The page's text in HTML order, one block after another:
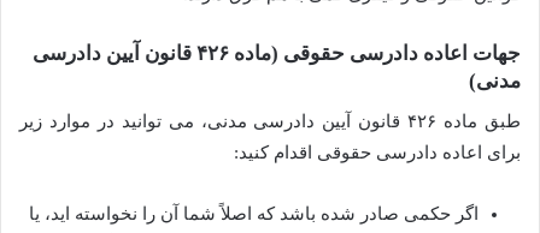
جهات اعاده دادرسی حقوقی (ماده ۴۲۶ قانون آیین دادرسی
مدنی)
طبق ماده ۴۲۶ قانون آیین دادرسی مدنی، می توانید در موارد زیر
برای اعاده دادرسی حقوقی اقدام کنید:
اگر حکمی صادر شده باشد که اصلاً شما آن را نخواسته اید، یا